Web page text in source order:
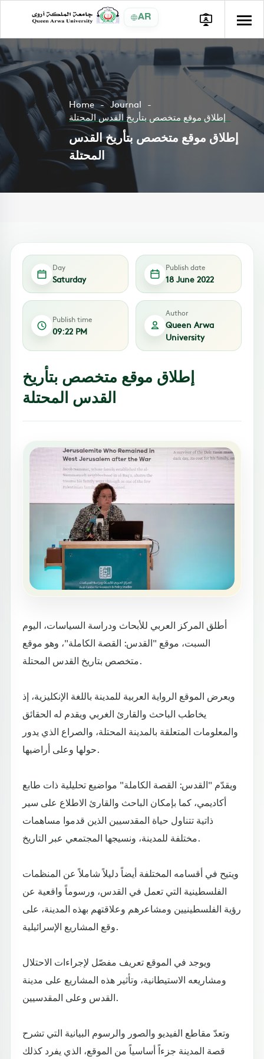
AR
Home
Journal
إطلاق موقع متخصص بتأريخ القدس
Day
Saturday
Publish date
18 June 2022
Publish time
09:22 PM
Author
Queen Arwa
University
إطلاق موقع متخصص بتأريخ
أطلق المركز العربي للأبحاث ودراسة السياسات، اليوم
السبت، موقع "القدس: القصة الكاملة"، وهو موقع
متخصص بتاريخ القدس المحتلة.
ويعرض الموقع الرواية العربية للمدينة باللغة الإنكليزية، إذ
يخاطب الباحث والقارئ الغربي ويقدم له الحقائق
والمعلومات المتعلقة بالمدينة المحتلة، والصراع الذي يدور
حولها وعلى أراضيها.
ويقدّم "القدس: القصة الكاملة" مواضيع تحليلية ذات طابع
أكاديمي، كما بإمكان الباحث والقارئ الاطلاع على سير
ذاتية تتناول حياة المقدسيين الذين قدموا مساهمات
مختلفة للمدينة، ونسيجها المجتمعي عبر التاريخ.
ويتيح في أقسامه المختلفة أيضاً دليلاً شاملاً عن المنظمات
الفلسطينية التي تعمل في القدس، ورسوماً واقعية عن
رؤية الفلسطينيين ومشاعرهم وعلاقتهم بهذه المدينة، على
وقع المشاريع الإسرائيلية.
ويوجد في الموقع تعريف مفصّل لإجراءات الاحتلال
ومشاريعه الاستيطانية، وتأثير هذه المشاريع على مدينة
القدس وعلى المقدسيين.
وتعدّ مقاطع الفيديو والصور والرسوم البيانية التي تشرح
قصة المدينة جزءاً أساسياً من الموقع، الذي يفرد كذلك